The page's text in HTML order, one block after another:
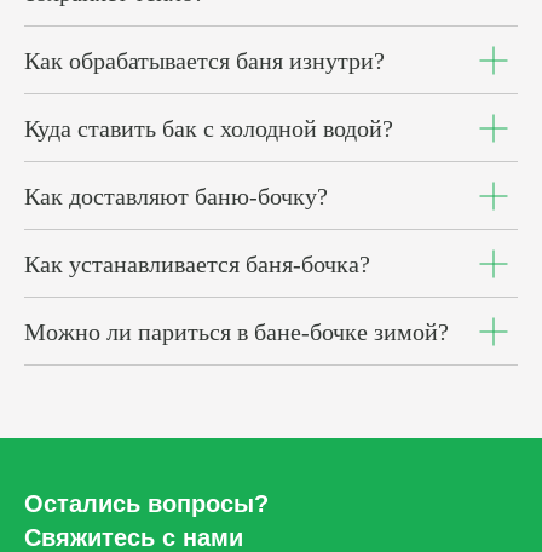
Как обрабатывается баня изнутри?
Куда ставить бак с холодной водой?
Как доставляют баню-бочку?
Как устанавливается баня-бочка?
Можно ли париться в бане-бочке зимой?
Остались вопросы?
Свяжитесь с нами